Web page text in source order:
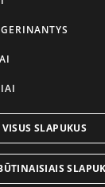
for
financial
loans,
and we
financial trading
Bank of
supervisory
or official
SLAPUKUS